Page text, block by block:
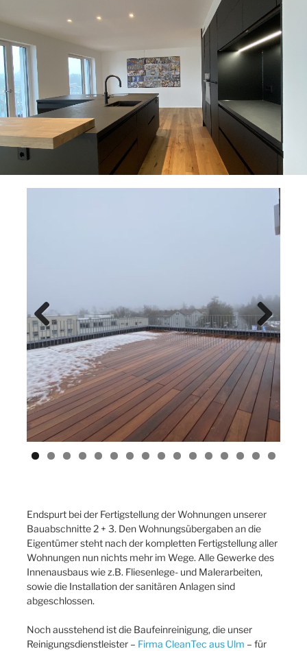
Previ
ous
Next
Endspurt bei der Fertigstellung der Wohnungen unserer
Bauabschnitte 2 + 3. Den Wohnungsübergaben an die
Eigentümer steht nach der kompletten Fertigstellung aller
Wohnungen nun nichts mehr im Wege. Alle Gewerke des
Innenausbaus wie z.B. Fliesenlege- und Malerarbeiten,
sowie die Installation der sanitären Anlagen sind
abgeschlossen.
Noch ausstehend ist die Baufeinreinigung, die unser
Reinigungsdienstleister – Firma CleanTec aus Ulm – für